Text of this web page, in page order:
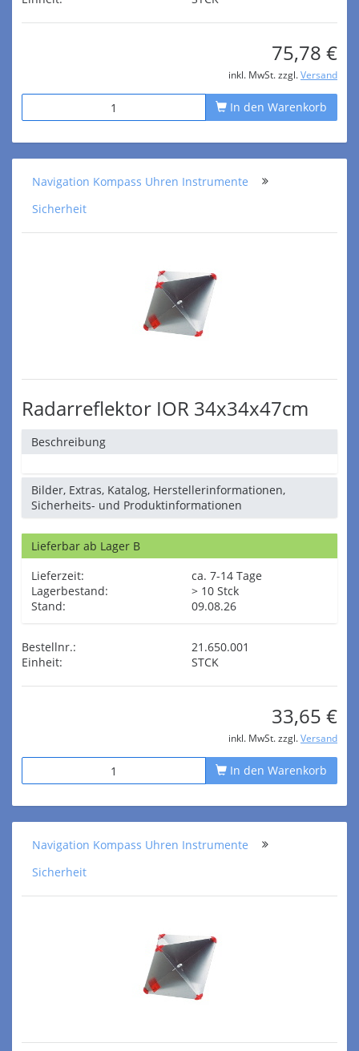
75,78 €
inkl. MwSt. zzgl. Versand
In den Warenkorb
Navigation Kompass Uhren Instrumente
Sicherheit
Radarreflektor IOR 34x34x47cm
Beschreibung
Bilder, Extras, Katalog, Herstellerinformationen,
Sicherheits- und Produktinformationen
Lieferbar ab Lager B
Lieferzeit:
ca. 7-14 Tage
Lagerbestand:
> 10 Stck
Stand:
09.08.26
Bestellnr.:
21.650.001
Einheit:
STCK
33,65 €
inkl. MwSt. zzgl. Versand
In den Warenkorb
Navigation Kompass Uhren Instrumente
Sicherheit